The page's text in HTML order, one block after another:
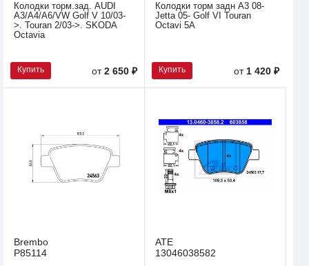
Колодки торм.зад. AUDI
A3/A4/A6/VW Golf V 10/03-
>. Touran 2/03->. SKODA
Octavia
Купить от2 650 ₽
Колодки торм задн A3 08-
Jetta 05- Golf VI Touran
Octavi 5A
Купить от1 420 ₽
Brembo
P85114
ATE
13046038582